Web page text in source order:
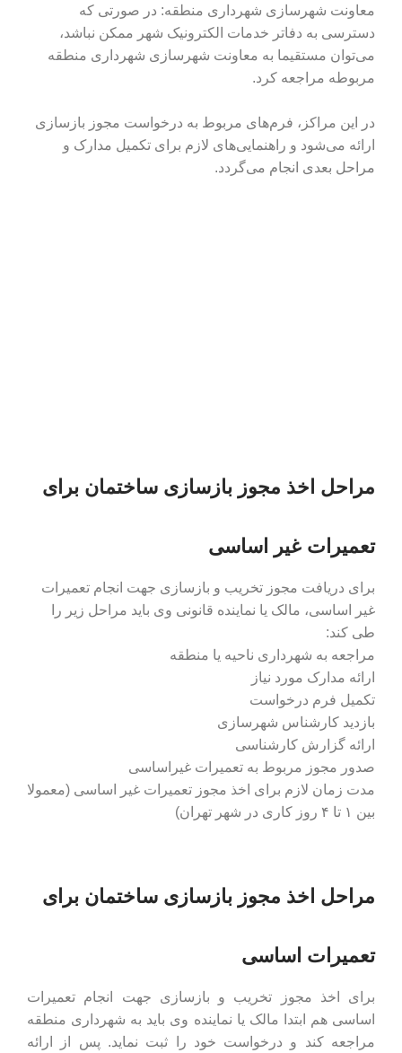
معاونت شهرسازی شهرداری منطقه: در صورتی که
دسترسی به دفاتر خدمات الکترونیک شهر ممکن نباشد،
می‌توان مستقیما به معاونت شهرسازی شهرداری منطقه
مربوطه مراجعه کرد.
در این مراکز، فرم‌های مربوط به درخواست مجوز بازسازی
ارائه می‌شود و راهنمایی‌های لازم برای تکمیل مدارک و
مراحل بعدی انجام می‌گردد.
مراحل اخذ مجوز بازسازی ساختمان برای
تعمیرات غیر اساسی
برای دریافت مجوز تخریب و بازسازی جهت انجام تعمیرات
غیر اساسی، مالک یا نماینده قانونی وی باید مراحل زیر را
طی کند:
مراجعه به شهرداری ناحیه یا منطقه
ارائه مدارک مورد نیاز
تکمیل فرم درخواست
بازدید کارشناس شهرسازی
ارائه گزارش کارشناسی
صدور مجوز مربوط به تعمیرات غیراساسی
مدت زمان لازم برای اخذ مجوز تعمیرات غیر اساسی (معمولا
بین ۱ تا ۴ روز کاری در شهر تهران)
مراحل اخذ مجوز بازسازی ساختمان برای
تعمیرات اساسی
برای اخذ مجوز تخریب و بازسازی جهت انجام تعمیرات
اساسی هم ابتدا مالک یا نماینده وی باید به شهرداری منطقه
مراجعه کند و درخواست خود را ثبت نماید. پس از ارائه